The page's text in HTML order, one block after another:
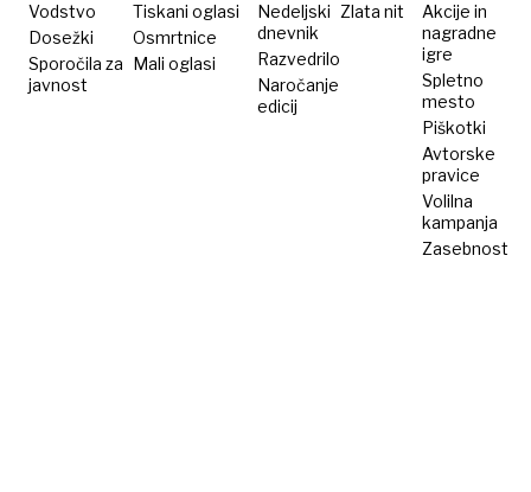
Vodstvo
Dosežki
Sporočila za
javnost
Tiskani oglasi
Osmrtnice
Mali oglasi
Nedeljski
dnevnik
Razvedrilo
Naročanje
edicij
Zlata nit
Akcije in
nagradne
igre
Spletno
mesto
Piškotki
Avtorske
pravice
Volilna
kampanja
Zasebnost